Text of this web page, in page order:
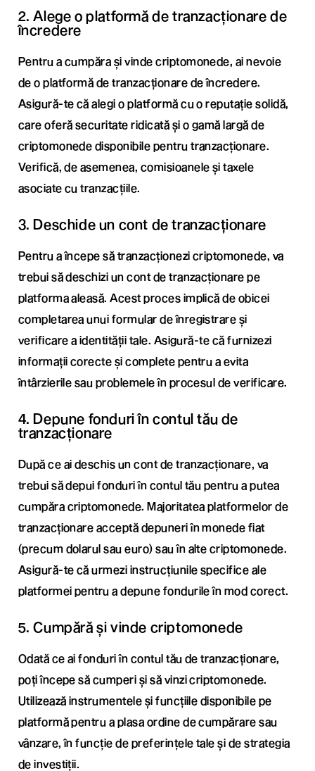
2. Alege o platformă de tranzacționare de
încredere
Pentru a cumpăra și vinde criptomonede, ai nevoie
de o platformă de tranzacționare de încredere.
Asigură-te că alegi o platformă cu o reputație solidă,
care oferă securitate ridicată și o gamă largă de
criptomonede disponibile pentru tranzacționare.
Verifică, de asemenea, comisioanele și taxele
asociate cu tranzacțiile.
3. Deschide un cont de tranzacționare
Pentru a începe să tranzacționezi criptomonede, va
trebui să deschizi un cont de tranzacționare pe
platforma aleasă. Acest proces implică de obicei
completarea unui formular de înregistrare și
verificare a identității tale. Asigură-te că furnizezi
informații corecte și complete pentru a evita
întârzierile sau problemele în procesul de verificare.
4. Depune fonduri în contul tău de
tranzacționare
După ce ai deschis un cont de tranzacționare, va
trebui să depui fonduri în contul tău pentru a putea
cumpăra criptomonede. Majoritatea platformelor de
tranzacționare acceptă depuneri în monede fiat
(precum dolarul sau euro) sau în alte criptomonede.
Asigură-te că urmezi instrucțiunile specifice ale
platformei pentru a depune fondurile în mod corect.
5. Cumpără și vinde criptomonede
Odată ce ai fonduri în contul tău de tranzacționare,
poți începe să cumperi și să vinzi criptomonede.
Utilizează instrumentele și funcțiile disponibile pe
platformă pentru a plasa ordine de cumpărare sau
vânzare, în funcție de preferințele tale și de strategia
de investiții.